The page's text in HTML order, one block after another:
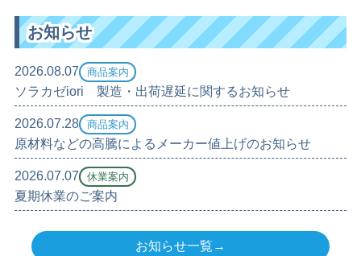
お知らせ
2026.08.07 商品案内
ソラカゼiori 製造・出荷遅延に関するお知らせ
2026.07.28 商品案内
原材料などの高騰によるメーカー値上げのお知らせ
2026.07.07 休業案内
夏期休業のご案内
お知らせ一覧→